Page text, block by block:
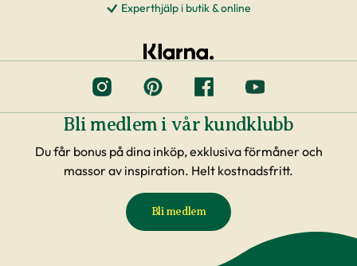
Experthjälp i butik & online
Bli medlem i vår kundklubb
Du får bonus på dina inköp, exklusiva förmåner och
massor av inspiration. Helt kostnadsfritt.
Bli medlem